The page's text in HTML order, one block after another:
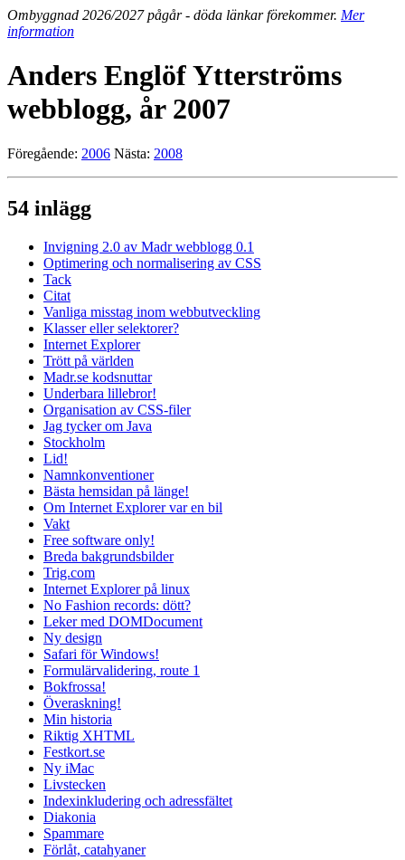
Ombyggnad 2026/2027 pågår - döda länkar förekommer. Mer
information
Anders Englöf Ytterströms
webblogg, år 2007
Föregående: 2006 Nästa: 2008
54 inlägg
Invigning 2.0 av Madr webblogg 0.1
Optimering och normalisering av CSS
Tack
Citat
Vanliga misstag inom webbutveckling
Klasser eller selektorer?
Internet Explorer
Trött på världen
Madr.se kodsnuttar
Underbara lillebror!
Organisation av CSS-filer
Jag tycker om Java
Stockholm
Lid!
Namnkonventioner
Bästa hemsidan på länge!
Om Internet Explorer var en bil
Vakt
Free software only!
Breda bakgrundsbilder
Trig.com
Internet Explorer på linux
No Fashion records: dött?
Leker med DOMDocument
Ny design
Safari för Windows!
Formulärvalidering, route 1
Bokfrossa!
Överaskning!
Min historia
Riktig XHTML
Festkort.se
Ny iMac
Livstecken
Indexinkludering och adressfältet
Diakonia
Spammare
Förlåt, catahyaner